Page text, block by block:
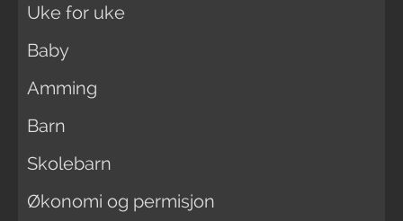
Uke for uke
Baby
Amming
Barn
Skolebarn
Økonomi og permisjon